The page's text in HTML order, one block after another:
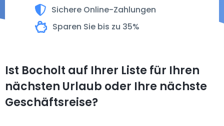
Sichere Online-Zahlungen
Sparen Sie bis zu 35%
Ist Bocholt auf Ihrer Liste für Ihren
nächsten Urlaub oder Ihre nächste
Geschäftsreise?